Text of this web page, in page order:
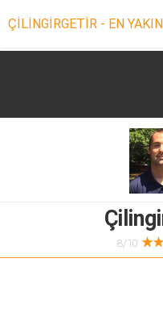
ÇİLİNGİRGETİR - EN
8/10